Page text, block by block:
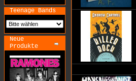
Teenage Bands
Neue
Produkte